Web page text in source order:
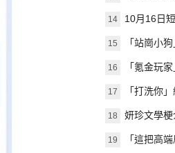
14 10月16日
姐姐跪求
15 「站崗小
16 「氪金玩
17 「打洗你
18 妍珍文學梗
19 「這把高